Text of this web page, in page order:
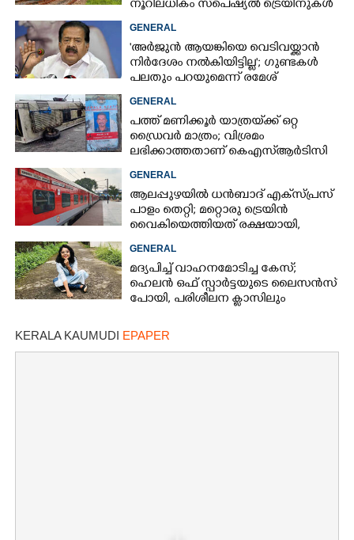
നൂറിലധികം സ്‌പെഷ്യൽ ട്രെയിനുകൾ
കേരളത്തിലേക്ക്
GENERAL
'അർജുൻ ആയങ്കിയെ വെടിവയ്ക്കാൻ
നിർദേശം നൽകിയിട്ടില്ല'; ഗുണ്ടകൾ
പലതും പറയുമെന്ന് രമേശ്
ചെന്നിത്തല
GENERAL
പത്ത് മണിക്കൂർ യാത്രയ്‌ക്ക് ഒറ്റ
ഡ്രൈവർ മാത്രം; വിശ്രമം
ലഭിക്കാത്തതാണ് കെഎസ്‌ആർടിസി
അപകടത്തിന് കാരണമെന്ന്
വിമർശനം
GENERAL
ആലപ്പുഴയിൽ ധൻബാദ് എക്‌സ്പ്രസ്
പാളം തെറ്റി; മറ്റൊരു ട്രെയിൻ
വൈകിയെത്തിയത് രക്ഷയായി,
ഒഴിവായത് വൻ ദുരന്തം
GENERAL
മദ്യപിച്ച് വാഹനമോടിച്ച കേസ്;
ഹെലൻ ഒഫ് സ്പാർട്ടയുടെ ലൈസൻസ്
പോയി, പരിശീലന ക്ലാസിലും
KERALA KAUMUDI EPAPER